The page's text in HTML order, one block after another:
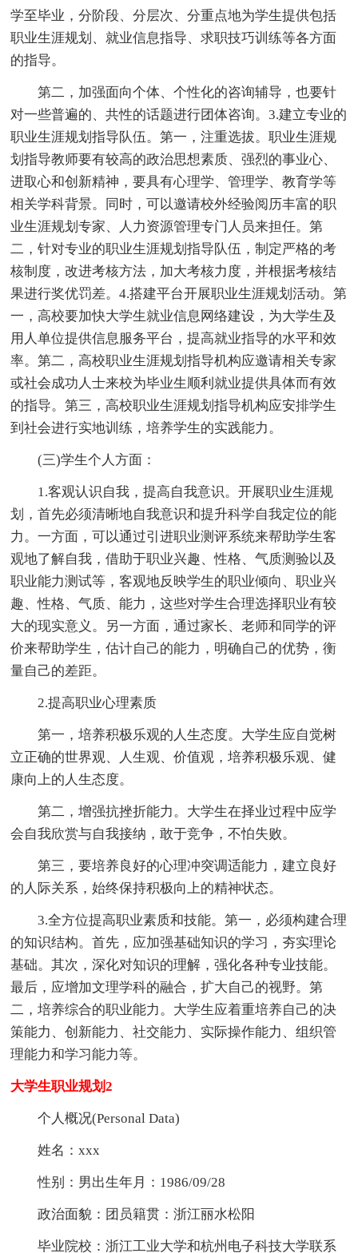
学至毕业，分阶段、分层次、分重点地为学生提供包括
职业生涯规划、就业信息指导、求职技巧训练等各方面
的指导。
第二，加强面向个体、个性化的咨询辅导，也要针
对一些普遍的、共性的话题进行团体咨询。3.建立专业的
职业生涯规划指导队伍。第一，注重选拔。职业生涯规
划指导教师要有较高的政治思想素质、强烈的事业心、
进取心和创新精神，要具有心理学、管理学、教育学等
相关学科背景。同时，可以邀请校外经验阅历丰富的职
业生涯规划专家、人力资源管理专门人员来担任。第
二，针对专业的职业生涯规划指导队伍，制定严格的考
核制度，改进考核方法，加大考核力度，并根据考核结
果进行奖优罚差。4.搭建平台开展职业生涯规划活动。第
一，高校要加快大学生就业信息网络建设，为大学生及
用人单位提供信息服务平台，提高就业指导的水平和效
率。第二，高校职业生涯规划指导机构应邀请相关专家
或社会成功人士来校为毕业生顺利就业提供具体而有效
的指导。第三，高校职业生涯规划指导机构应安排学生
到社会进行实地训练，培养学生的实践能力。
(三)学生个人方面：
1.客观认识自我，提高自我意识。开展职业生涯规
划，首先必须清晰地自我意识和提升科学自我定位的能
力。一方面，可以通过引进职业测评系统来帮助学生客
观地了解自我，借助于职业兴趣、性格、气质测验以及
职业能力测试等，客观地反映学生的职业倾向、职业兴
趣、性格、气质、能力，这些对学生合理选择职业有较
大的现实意义。另一方面，通过家长、老师和同学的评
价来帮助学生，估计自己的能力，明确自己的优势，衡
量自己的差距。
2.提高职业心理素质
第一，培养积极乐观的人生态度。大学生应自觉树
立正确的世界观、人生观、价值观，培养积极乐观、健
康向上的人生态度。
第二，增强抗挫折能力。大学生在择业过程中应学
会自我欣赏与自我接纳，敢于竞争，不怕失败。
第三，要培养良好的心理冲突调适能力，建立良好
的人际关系，始终保持积极向上的精神状态。
3.全方位提高职业素质和技能。第一，必须构建合理
的知识结构。首先，应加强基础知识的学习，夯实理论
基础。其次，深化对知识的理解，强化各种专业技能。
最后，应增加文理学科的融合，扩大自己的视野。第
二，培养综合的职业能力。大学生应着重培养自己的决
策能力、创新能力、社交能力、实际操作能力、组织管
理能力和学习能力等。
大学生职业规划2
个人概况(Personal Data)
姓名：xxx
性别：男出生年月：1986/09/28
政治面貌：团员籍贯：浙江丽水松阳
毕业院校：浙江工业大学和杭州电子科技大学联系